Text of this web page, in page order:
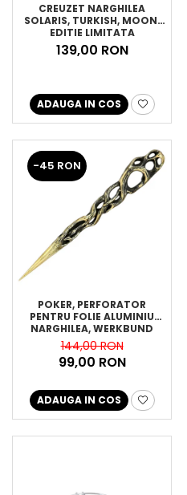
CREUZET NARGHILEA
SOLARIS, TURKISH, MOON,
EDITIE LIMITATA
139,00 RON
ADAUGA IN COS
-45 RON
POKER, PERFORATOR
PENTRU FOLIE ALUMINIU
NARGHILEA, WERKBUND
144,00 RON
99,00 RON
ADAUGA IN COS